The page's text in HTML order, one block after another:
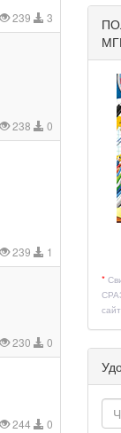
239 3
238 0
239 1
230 0
244 0
*
сайт